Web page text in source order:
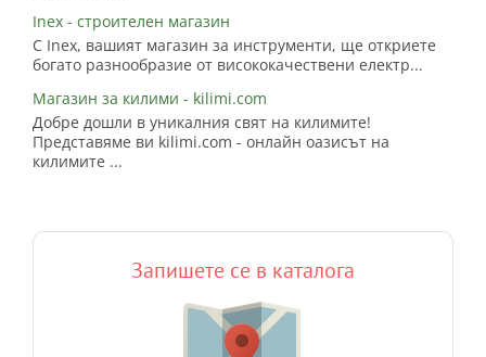
Inex - строителен магазин
С Inex, вашият магазин за инструменти, ще откриете
богато разнообразие от висококачествени електр...
Магазин за килими - kilimi.com
Добре дошли в уникалния свят на килимите!
Представяме ви kilimi.com - онлайн оазисът на
килимите ...
Запишете се в каталога